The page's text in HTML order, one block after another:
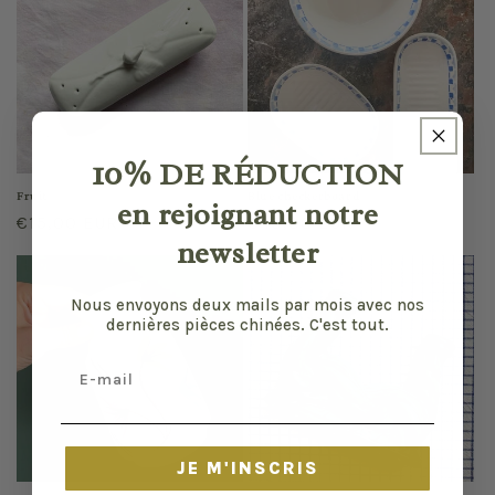
Fruit
Regular
€15,00 EUR
Regular
price
€40,00 EUR
10% DE RÉDUCTION
en rejoignant notre
newsletter
Nous envoyons deux mails par mois avec nos
dernières pièces chinées. C'est tout.
JE M'INSCRIS